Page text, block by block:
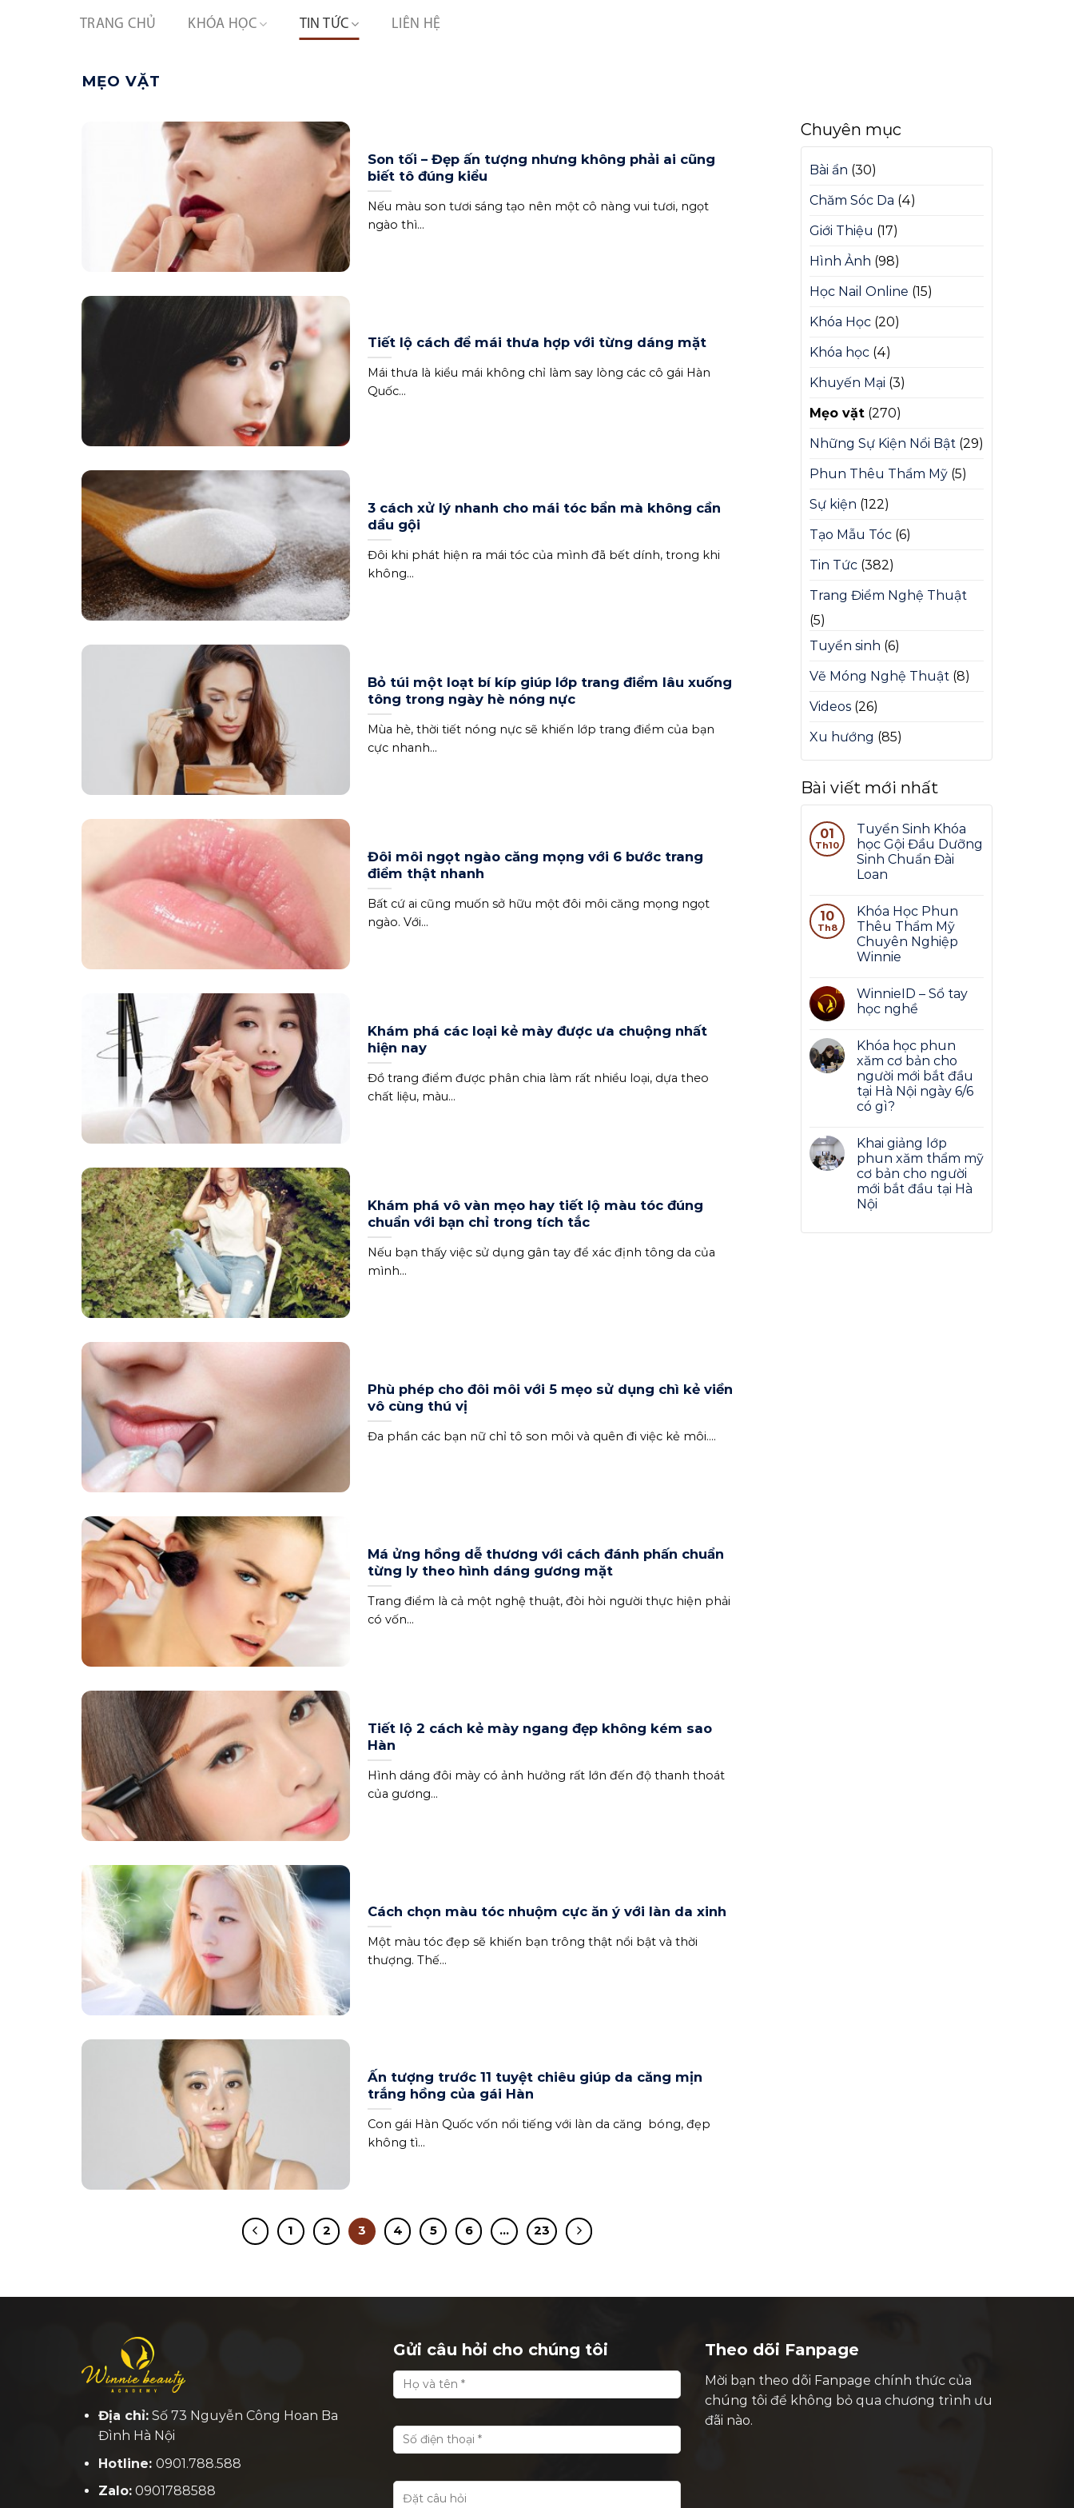
TRANG CHỦ KHÓA HỌC TIN TỨC LIÊN HỆ
MẸO VẶT
Son tối – Đẹp ấn tượng nhưng không phải ai cũng
biết tô đúng kiểu
Nếu màu son tươi sáng tạo nên một cô nàng vui tươi, ngọt
ngào thì...
Tiết lộ cách để mái thưa hợp với từng dáng mặt
Mái thưa là kiểu mái không chỉ làm say lòng các cô gái Hàn
Quốc...
3 cách xử lý nhanh cho mái tóc bẩn mà không cần
dầu gội
Đôi khi phát hiện ra mái tóc của mình đã bết dính, trong khi
không...
Bỏ túi một loạt bí kíp giúp lớp trang điểm lâu xuống
tông trong ngày hè nóng nực
Mùa hè, thời tiết nóng nực sẽ khiến lớp trang điểm của bạn
cực nhanh...
Đôi môi ngọt ngào căng mọng với 6 bước trang
điểm thật nhanh
Bất cứ ai cũng muốn sở hữu một đôi môi căng mọng ngọt
ngào. Với...
Khám phá các loại kẻ mày được ưa chuộng nhất
hiện nay
Đồ trang điểm được phân chia làm rất nhiều loại, dựa theo
chất liệu, màu...
Khám phá vô vàn mẹo hay tiết lộ màu tóc đúng
chuẩn với bạn chỉ trong tích tắc
Nếu bạn thấy việc sử dụng gân tay để xác định tông da của
mình...
Phù phép cho đôi môi với 5 mẹo sử dụng chì kẻ viền
vô cùng thú vị
Đa phần các bạn nữ chỉ tô son môi và quên đi việc kẻ môi....
Má ửng hồng dễ thương với cách đánh phấn chuẩn
từng ly theo hình dáng gương mặt
Trang điểm là cả một nghệ thuật, đòi hòi người thực hiện phải
có vốn...
Tiết lộ 2 cách kẻ mày ngang đẹp không kém sao
Hàn
Hình dáng đôi mày có ảnh hưởng rất lớn đến độ thanh thoát
của gương...
Cách chọn màu tóc nhuộm cực ăn ý với làn da xinh
Một màu tóc đẹp sẽ khiến bạn trông thật nổi bật và thời
thượng. Thế...
Ấn tượng trước 11 tuyệt chiêu giúp da căng mịn
trắng hồng của gái Hàn
Con gái Hàn Quốc vốn nổi tiếng với làn da căng bóng, đẹp
không tì...
1 2 3 4 5 6 … 23
Chuyên mục
Bài ẩn (30)
Chăm Sóc Da (4)
Giới Thiệu (17)
Hình Ảnh (98)
Học Nail Online (15)
Khóa Học (20)
Khóa học (4)
Khuyến Mại (3)
Mẹo vặt (270)
Những Sự Kiện Nổi Bật (29)
Phun Thêu Thẩm Mỹ (5)
Sự kiện (122)
Tạo Mẫu Tóc (6)
Tin Tức (382)
Trang Điểm Nghệ Thuật
(5)
Tuyển sinh (6)
Vẽ Móng Nghệ Thuật (8)
Videos (26)
Xu hướng (85)
Bài viết mới nhất
01
Th10
Tuyển Sinh Khóa
học Gội Đầu Dưỡng
Sinh Chuẩn Đài
Loan
10
Th8
Khóa Học Phun
Thêu Thẩm Mỹ
Chuyên Nghiệp
Winnie
WinnieID – Sổ tay
học nghề
Khóa học phun
xăm cơ bản cho
người mới bắt đầu
tại Hà Nội ngày 6/6
có gì?
Khai giảng lớp
phun xăm thẩm mỹ
cơ bản cho người
mới bắt đầu tại Hà
Nội
Địa chỉ:Số 73 Nguyễn Công Hoan Ba
Đình Hà Nội
Hotline: 0901.788.588
Zalo:0901788588
Gửi câu hỏi cho chúng tôi Theo dõi Fanpage
Mời bạn theo dõi Fanpage chính thức của
chúng tôi để không bỏ qua chương trình ưu
đãi nào.